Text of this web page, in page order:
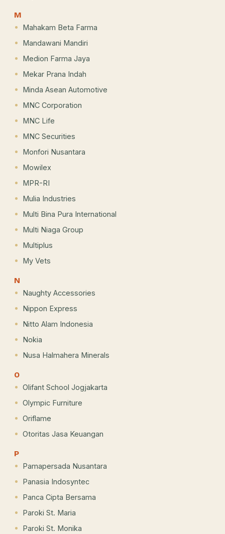
M
Mahakam Beta Farma
Mandawani Mandiri
Medion Farma Jaya
Mekar Prana Indah
Minda Asean Automotive
MNC Corporation
MNC Life
MNC Securities
Monfori Nusantara
Mowilex
MPR-RI
Mulia Industries
Multi Bina Pura International
Multi Niaga Group
Multiplus
My Vets
N
Naughty Accessories
Nippon Express
Nitto Alam Indonesia
Nokia
Nusa Halmahera Minerals
O
Olifant School Jogjakarta
Olympic Furniture
Oriflame
Otoritas Jasa Keuangan
P
Pamapersada Nusantara
Panasia Indosyntec
Panca Cipta Bersama
Paroki St. Maria
Paroki St. Monika